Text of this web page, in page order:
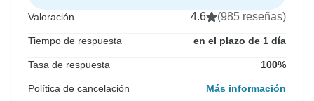
Valoración 4.6 (985 reseñas)
Tiempo de respuesta en el plazo de 1 día
Tasa de respuesta 100%
Política de cancelación Más información